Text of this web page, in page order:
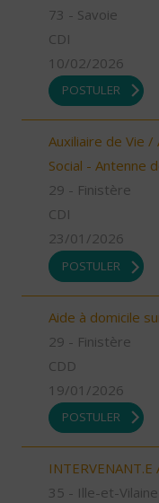
73 - Savoie
CDI
10/02/2026
POSTULER
Auxiliaire de Vie
Social - Antenne
29 - Finistère
CDI
23/01/2026
POSTULER
Aide à domicile
29 - Finistère
CDD
19/01/2026
POSTULER
35 - Ille-et-Vilaine